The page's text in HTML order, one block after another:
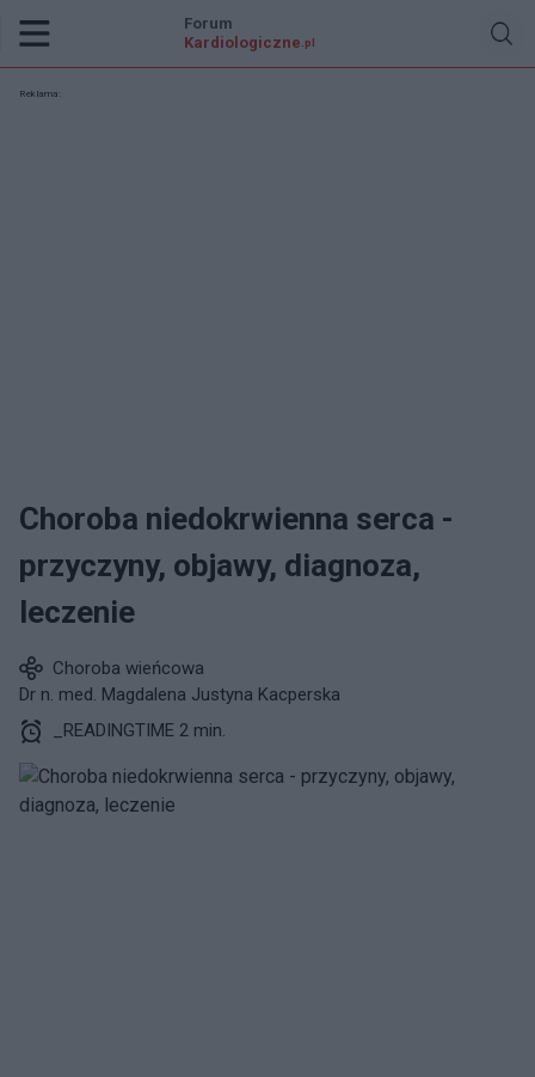
Forum
Kardiologiczne .pl
Reklama:
Choroba niedokrwienna serca -
przyczyny, objawy, diagnoza,
leczenie
Choroba wieńcowa
Dr n. med. Magdalena Justyna Kacperska
_READINGTIME 2 min.